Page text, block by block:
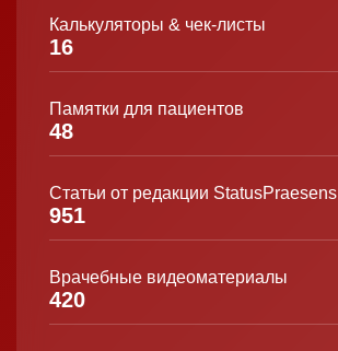
Калькуляторы & чек-листы
16
Памятки для пациентов
48
Статьи от редакции StatusPraesens
951
Врачебные видеоматериалы
420